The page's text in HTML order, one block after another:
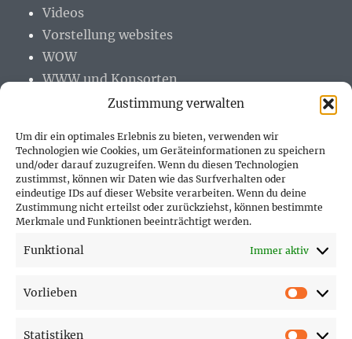
Zustimmung verwalten
Um dir ein optimales Erlebnis zu bieten, verwenden wir
Technologien wie Cookies, um Geräteinformationen zu speichern
und/oder darauf zuzugreifen. Wenn du diesen Technologien
zustimmst, können wir Daten wie das Surfverhalten oder
eindeutige IDs auf dieser Website verarbeiten. Wenn du deine
Zustimmung nicht erteilst oder zurückziehst, können bestimmte
Merkmale und Funktionen beeinträchtigt werden.
Funktional Immer aktiv
Vorlieben
Statistiken
Videos
Vorstellung websites
WOW
WWW und Konsorten
PARTNER (LINKS)
Hofer Technik GmbH
Sonne und Erde